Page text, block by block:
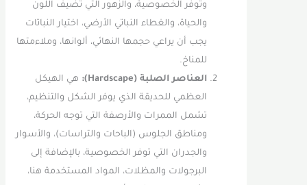
وتوفر الخصوصية، والزهور التي تضيف اللون
والحياة، والغطاء النباتي الأرضي، اختيار النباتات
يجب أن يراعي حجمها النهائي، ألوانها، وملاءمتها
للمناخ.
العناصر الصلبة (Hardscape):
هي الهيكل
العظمي للحديقة الذي يوفر الشكل والتنظيم،
تشمل الممرات والأرصفة التي توجه الحركة،
ومناطق الجلوس (الباحات والتراسات)، والأسوار
والجدران التي توفر الخصوصية، بالإضافة إلى
البرجولات والمظلات، المواد المستخدمة هنا،